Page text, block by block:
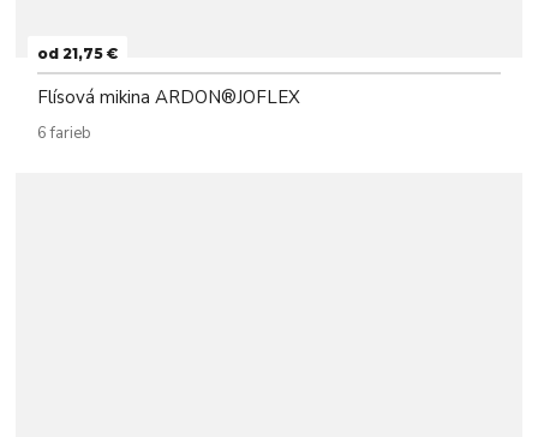
od 21,75 €
Flísová mikina ARDON®JOFLEX
6 farieb